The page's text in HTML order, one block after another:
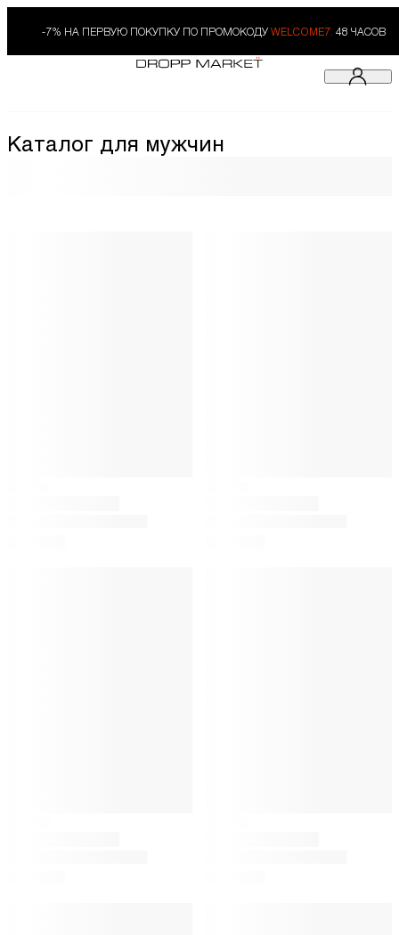
-7% НА ПЕРВУЮ ПОКУПКУ ПО ПРОМОКОДУ WELCOME7. 48 ЧАСОВ
Каталог для мужчин